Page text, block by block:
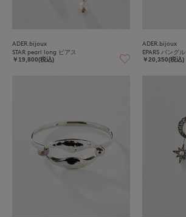
ADER.bijoux
STAR pearl long ピアス
￥19,800(税込)
ADER.bijoux
EPARS バングル
￥20,350(税込)